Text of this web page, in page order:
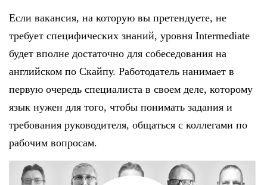
Если вакансия, на которую вы претендуете, не
требует специфических знаний, уровня Intermediate
будет вполне достаточно для собеседования на
английском по Скайпу. Работодатель нанимает в
первую очередь специалиста в своем деле, которому
язык нужен для того, чтобы понимать задания и
требования руководителя, общаться с коллегами по
рабочим вопросам.